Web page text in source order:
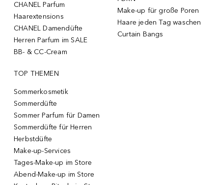
CHANEL Parfum
Haarextensions
CHANEL Damendüfte
Herren Parfum im SALE
BB- & CC-Cream
Make-up für große Poren
Haare jeden Tag waschen
Curtain Bangs
TOP THEMEN
Sommerkosmetik
Sommerdüfte
Sommer Parfum für Damen
Sommerdüfte für Herren
Herbstdüfte
Make-up-Services
Tages-Make-up im Store
Abend-Make-up im Store